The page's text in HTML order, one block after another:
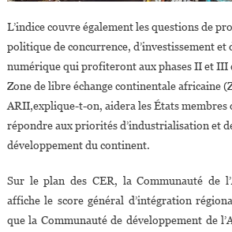
L’indice couvre également les questions de
politique de concurrence, d’investissement et
numérique qui profiteront aux phases II et III
Zone de libre échange continentale africaine
ARII,explique-t-on, aidera les États membres
répondre aux priorités d’industrialisation et
développement du continent.
Sur le plan des CER, la Communauté de
affiche le score général d’intégration
que la Communauté de développement de